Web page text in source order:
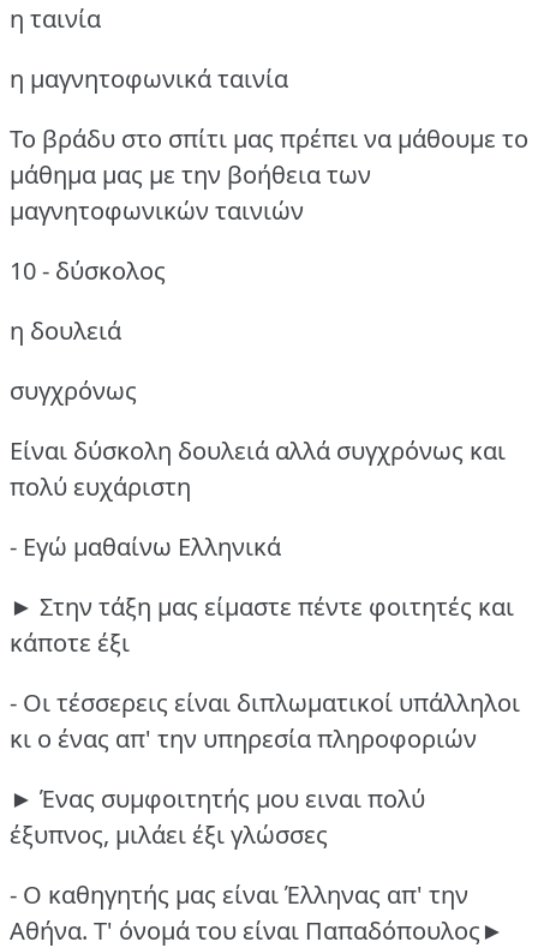
η ταινία
η μαγνητοφωνικά ταινία
Το βράδυ στο σπίτι μας πρέπει να μάθουμε το
μάθημα μας με την βοήθεια των
μαγνητοφωνικών ταινιών
10 - δύσκολος
η δουλειά
συγχρόνως
Είναι δύσκολη δουλειά αλλά συγχρόνως και
πολύ ευχάριστη
- Εγώ μαθαίνω Ελληνικά
► Στην τάξη μας είμαστε πέντε φοιτητές και
κάποτε έξι
- Οι τέσσερεις είναι διπλωματικοί υπάλληλοι
κι ο ένας απ' την υπηρεσία πληροφοριών
► Ένας συμφοιτητής μου ειναι πολύ
έξυπνος, μιλάει έξι γλώσσες
- Ο καθηγητής μας είναι Έλληνας απ' την
Αθήνα. Τ' όνομά του είναι Παπαδόπουλος►